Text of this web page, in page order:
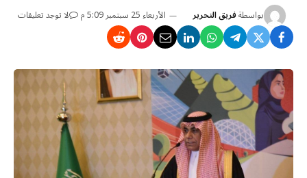
بواسطةفريق التحرير الأربعاء 25 سبتمبر 5:09 م لا توجد تعليقات